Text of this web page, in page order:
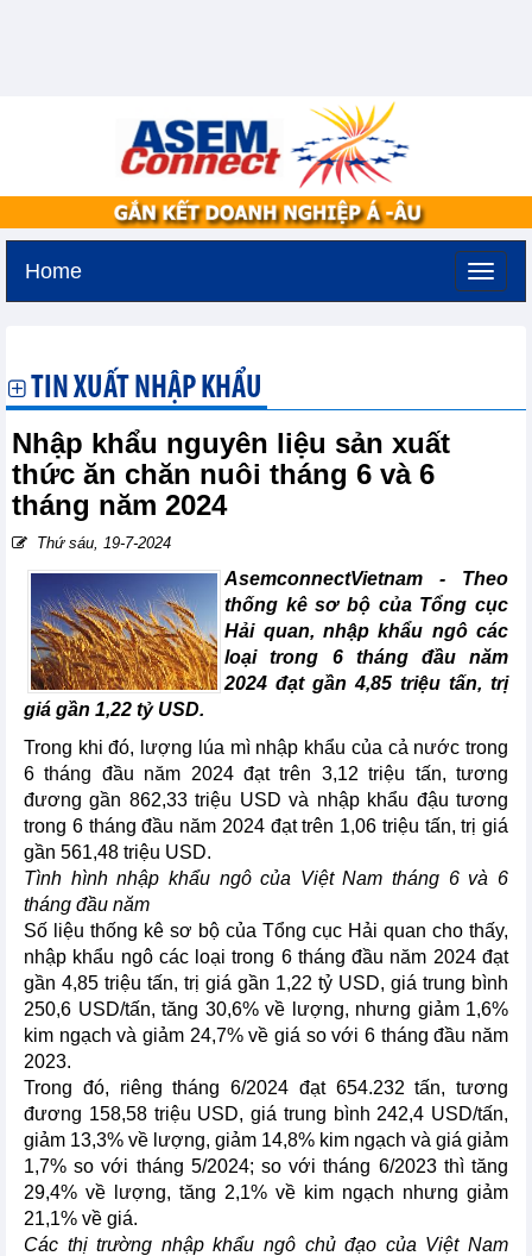
Home
TIN XUẤT NHẬP KHẨU
Nhập khẩu nguyên liệu sản xuất
thức ăn chăn nuôi tháng 6 và 6
tháng năm 2024
Thứ sáu, 19-7-2024
AsemconnectVietnam - Theo
thống kê sơ bộ của Tổng cục
Hải quan, nhập khẩu ngô các
loại trong 6 tháng đầu năm
2024 đạt gần 4,85 triệu tấn, trị
giá gần 1,22 tỷ USD.
Trong khi đó, lượng lúa mì nhập khẩu của cả nước trong
6 tháng đầu năm 2024 đạt trên 3,12 triệu tấn, tương
đương gần 862,33 triệu USD và nhập khẩu đậu tương
trong 6 tháng đầu năm 2024 đạt trên 1,06 triệu tấn, trị giá
gần 561,48 triệu USD.
Tình hình nhập khẩu ngô của Việt Nam tháng 6 và 6
tháng đầu năm
Số liệu thống kê sơ bộ của Tổng cục Hải quan cho thấy,
nhập khẩu ngô các loại trong 6 tháng đầu năm 2024 đạt
gần 4,85 triệu tấn, trị giá gần 1,22 tỷ USD, giá trung bình
250,6 USD/tấn, tăng 30,6% về lượng, nhưng giảm 1,6%
kim ngạch và giảm 24,7% về giá so với 6 tháng đầu năm
2023.
Trong đó, riêng tháng 6/2024 đạt 654.232 tấn, tương
đương 158,58 triệu USD, giá trung bình 242,4 USD/tấn,
giảm 13,3% về lượng, giảm 14,8% kim ngạch và giá giảm
1,7% so với tháng 5/2024; so với tháng 6/2023 thì tăng
29,4% về lượng, tăng 2,1% về kim ngạch nhưng giảm
21,1% về giá.
Các thị trường nhập khẩu ngô chủ đạo của Việt Nam